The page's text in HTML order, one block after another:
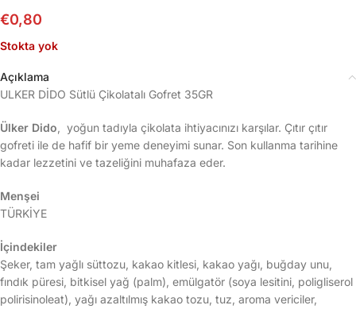
€0,80
Stokta yok
Açıklama
ULKER DİDO Sütlü Çikolatalı Gofret 35GR
Ülker Dido
yoğun tadıyla çikolata ihtiyacınızı karşılar. Çıtır çıtır
gofreti ile de hafif bir yeme deneyimi sunar. Son kullanma tarihine
kadar lezzetini ve tazeliğini muhafaza eder.
Menşei
TÜRKİYE
İçindekiler
Şeker, tam yağlı süttozu, kakao kitlesi, kakao yağı, buğday unu,
fındık püresi, bitkisel yağ (palm), emülgatör (soya lesitini, poligliserol
polirisinoleat), yağı azaltılmış kakao tozu, tuz, aroma vericiler,